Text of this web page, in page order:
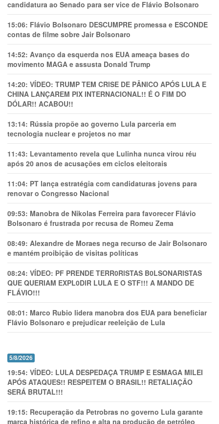
candidatura ao Senado para ser vice de Flávio Bolsonaro
15:06: Flávio Bolsonaro DESCUMPRE promessa e ESCONDE
contas de filme sobre Jair Bolsonaro
14:52: Avanço da esquerda nos EUA ameaça bases do
movimento MAGA e assusta Donald Trump
14:20: VÍDEO: TRUMP TEM CRlSE DE PÂNlCO APÓS LULA E
CHINA LANÇAREM PIX INTERNACIONAL!! É O FIM DO
DÓLAR!! ACABOU!!
13:14: Rússia propõe ao governo Lula parceria em
tecnologia nuclear e projetos no mar
11:43: Levantamento revela que Lulinha nunca virou réu
após 20 anos de acusações em ciclos eleitorais
11:04: PT lança estratégia com candidaturas jovens para
renovar o Congresso Nacional
09:53: Manobra de Nikolas Ferreira para favorecer Flávio
Bolsonaro é frustrada por recusa de Romeu Zema
08:49: Alexandre de Moraes nega recurso de Jair Bolsonaro
e mantém proibição de visitas políticas
08:24: VÍDEO: PF PRENDE TERR0RlSTAS B0LSONARlSTAS
QUE QUERIAM EXPL0DlR LULA E O STF!!! A MANDO DE
FLÁVIO!!!
08:01: Marco Rubio lidera manobra dos EUA para beneficiar
Flávio Bolsonaro e prejudicar reeleição de Lula
5/8/2026
19:54: VÍDEO: LULA DESPEDAÇA TRUMP E ESMAGA MILEI
APÓS ATAQUES!! RESPEITEM O BRASIL!! RETALIAÇÃO
SERÁ BRUTAL!!!
19:15: Recuperação da Petrobras no governo Lula garante
marca histórica de refino e alta na produção de petróleo